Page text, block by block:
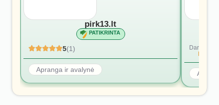
pirk13.lt
PATIKRINTA
5(1)
Apranga ir avalynė
Dar nėra